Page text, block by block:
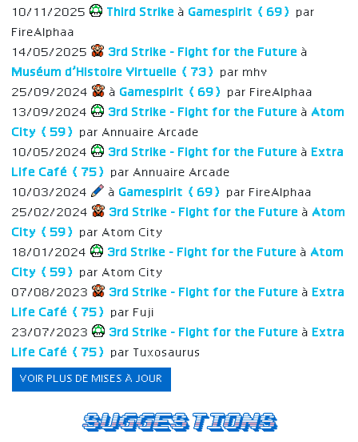
Suggestions
10/11/2025 Third Strike à Gamespirit (69)
par
FireAlphaa
14/05/2025
3rd Strike - Fight for the Future à
Muséum d’Histoire Virtuelle (73)
par mhv
25/09/2024
à Gamespirit (69)
par FireAlphaa
13/09/2024
3rd Strike - Fight for the Future à Atom
City (59)
par Annuaire Arcade
10/05/2024
3rd Strike - Fight for the Future à Extra
Life Café (75)
par Annuaire Arcade
10/03/2024
à Gamespirit (69)
par FireAlphaa
25/02/2024
3rd Strike - Fight for the Future à Atom
City (59)
par Atom City
18/01/2024
3rd Strike - Fight for the Future à Atom
City (59)
par Atom City
07/08/2023
3rd Strike - Fight for the Future à Extra
Life Café (75)
par Fuji
23/07/2023
3rd Strike - Fight for the Future à Extra
Life Café (75)
par Tuxosaurus
VOIR PLUS DE MISES À JOUR